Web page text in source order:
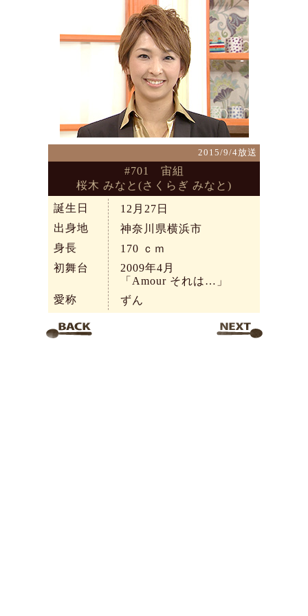
2015/9/4放送
#701 宙組
桜木 みなと(さくらぎ みなと)
誕生日
12月27日
出身地
神奈川県横浜市
身長
170 ｃｍ
初舞台
2009年4月
「Amour それは…」
愛称
ずん